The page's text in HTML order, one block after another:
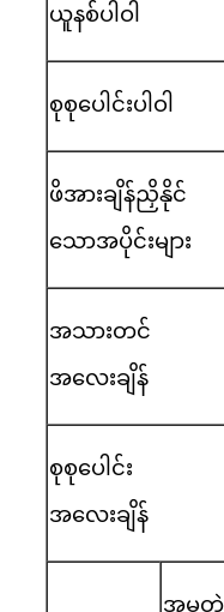
ယူနစ်ပါဝါ
စုစုပေါင်းပါဝါ
ဖိအားချိန်ညှိနိုင်
သောအပိုင်းများ
အသားတင်
အလေးချိန်
စုစုပေါင်း
အလေးချိန်
အမှုတွဲ